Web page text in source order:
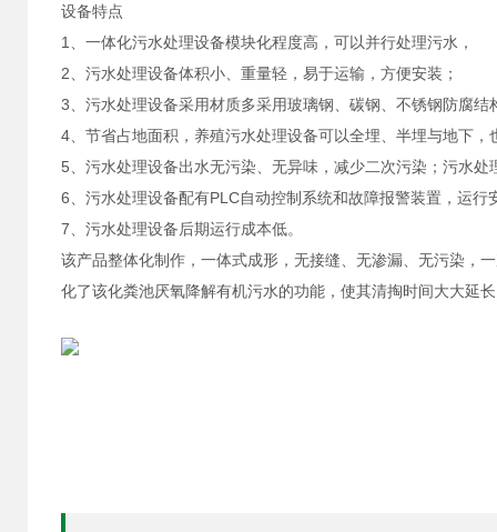
设备特点
1、一体化污水处理设备模块化程度高，可以并行处理污水，
2、污水处理设备体积小、重量轻，易于运输，方便安装；
3、污水处理设备采用材质多采用玻璃钢、碳钢、不锈钢防腐
4、节省占地面积，养殖污水处理设备可以全埋、半埋与地下，
5、污水处理设备出水无污染、无异味，减少二次污染；污水
6、污水处理设备配有PLC自动控制系统和故障报警装置，运行
7、污水处理设备后期运行成本低。
该产品整体化制作，一体式成形，无接缝、无渗漏、无污染，
化了该化粪池厌氧降解有机污水的功能，使其清掏时间大大延